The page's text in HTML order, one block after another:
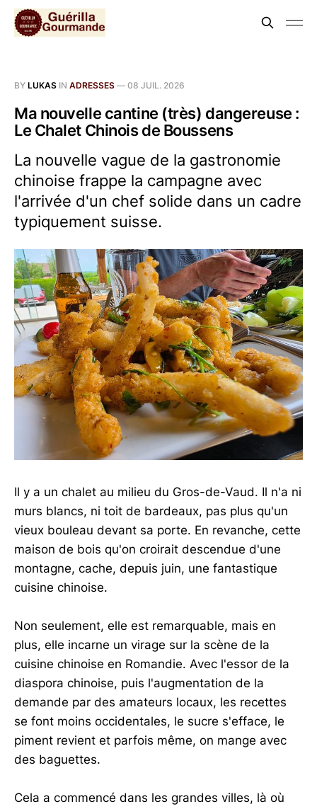
BY LUKAS IN ADRESSES — 08 JUIL. 2026
Ma nouvelle cantine (très) dangereuse :
Le Chalet Chinois de Boussens
La nouvelle vague de la gastronomie
chinoise frappe la campagne avec
l'arrivée d'un chef solide dans un cadre
typiquement suisse.
Il y a un chalet au milieu du Gros-de-Vaud. Il n'a ni
murs blancs, ni toit de bardeaux, pas plus qu'un
vieux bouleau devant sa porte. En revanche, cette
maison de bois qu'on croirait descendue d'une
montagne, cache, depuis juin, une fantastique
cuisine chinoise.
Non seulement, elle est remarquable, mais en
plus, elle incarne un virage sur la scène de la
cuisine chinoise en Romandie. Avec l'essor de la
diaspora chinoise, puis l'augmentation de la
demande par des amateurs locaux, les recettes
se font moins occidentales, le sucre s'efface, le
piment revient et parfois même, on mange avec
des baguettes.
Cela a commencé dans les grandes villes, là où